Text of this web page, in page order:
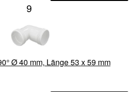
9
Ø 40 mm, Länge 53 x 59 mm